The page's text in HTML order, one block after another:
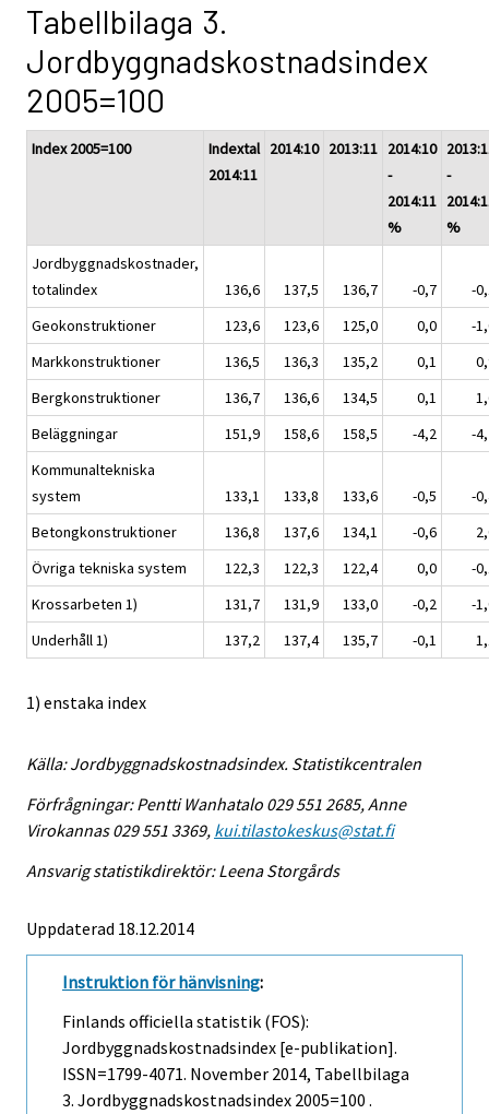
Tabellbilaga 3.
Jordbyggnadskostnadsindex
2005=100
Index 2005=100
Indextal
2014:11
2014:10 2013:11 2014:10
-
2014:11
%
-
%
Jordbyggnadskostnader,
totalindex
136,6 137,5 136,7 -0,7
-
Geokonstruktioner
123,6 123,6 125,0 0,0
-
Markkonstruktioner
136,5 136,3 135,2 0,1
Bergkonstruktioner
136,7 136,6 134,5 0,1
Beläggningar
151,9 158,6 158,5 -4,2
-
Kommunaltekniska
system
133,1 133,8 133,6 -0,5
-
Betongkonstruktioner
136,8 137,6 134,1 -0,6
Övriga tekniska system
122,3 122,3 122,4 0,0
-
Krossarbeten 1)
131,7 131,9 133,0 -0,2
-
Underhåll 1)
137,2 137,4 135,7 -0,1
1) enstaka index
Källa: Jordbyggnadskostnadsindex. Statistikcentralen
Förfrågningar: Pentti Wanhatalo 029 551 2685, Anne
Virokannas 029 551 3369, kui.tilastokeskus@stat.fi
Ansvarig statistikdirektör: Leena Storgårds
Uppdaterad 18.12.2014
Instruktion för hänvisning:
Finlands officiella statistik (FOS):
Jordbyggnadskostnadsindex [e-publikation].
ISSN=1799-4071. November 2014, Tabellbilaga
3. Jordbyggnadskostnadsindex 2005=100 .